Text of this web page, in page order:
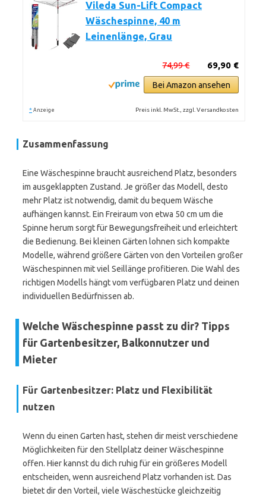
Vileda Sun-Lift Compact
Wäschespinne, 40 m
Leinenlänge, Grau
69,90 €
74,99 €
Bei Amazon ansehen
* Anzeige Preis inkl. MwSt., zzgl. Versandkosten
Zusammenfassung
Eine Wäschespinne braucht ausreichend Platz, besonders
im ausgeklappten Zustand. Je größer das Modell, desto
mehr Platz ist notwendig, damit du bequem Wäsche
aufhängen kannst. Ein Freiraum von etwa 50 cm um die
Spinne herum sorgt für Bewegungsfreiheit und erleichtert
die Bedienung. Bei kleinen Gärten lohnen sich kompakte
Modelle, während größere Gärten von den Vorteilen großer
Wäschespinnen mit viel Seillänge profitieren. Die Wahl des
richtigen Modells hängt vom verfügbaren Platz und deinen
individuellen Bedürfnissen ab.
Welche Wäschespinne passt zu dir? Tipps
für Gartenbesitzer, Balkonnutzer und
Mieter
Für Gartenbesitzer: Platz und Flexibilität
nutzen
Wenn du einen Garten hast, stehen dir meist verschiedene
Möglichkeiten für den Stellplatz deiner Wäschespinne
offen. Hier kannst du dich ruhig für ein größeres Modell
entscheiden, wenn ausreichend Platz vorhanden ist. Das
bietet dir den Vorteil, viele Wäschestücke gleichzeitig